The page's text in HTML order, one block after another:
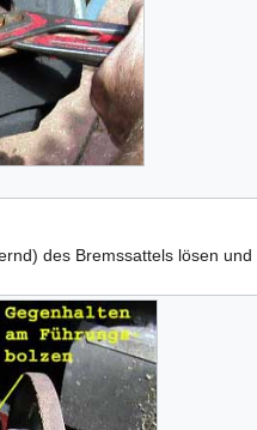
des Bremssattels lösen